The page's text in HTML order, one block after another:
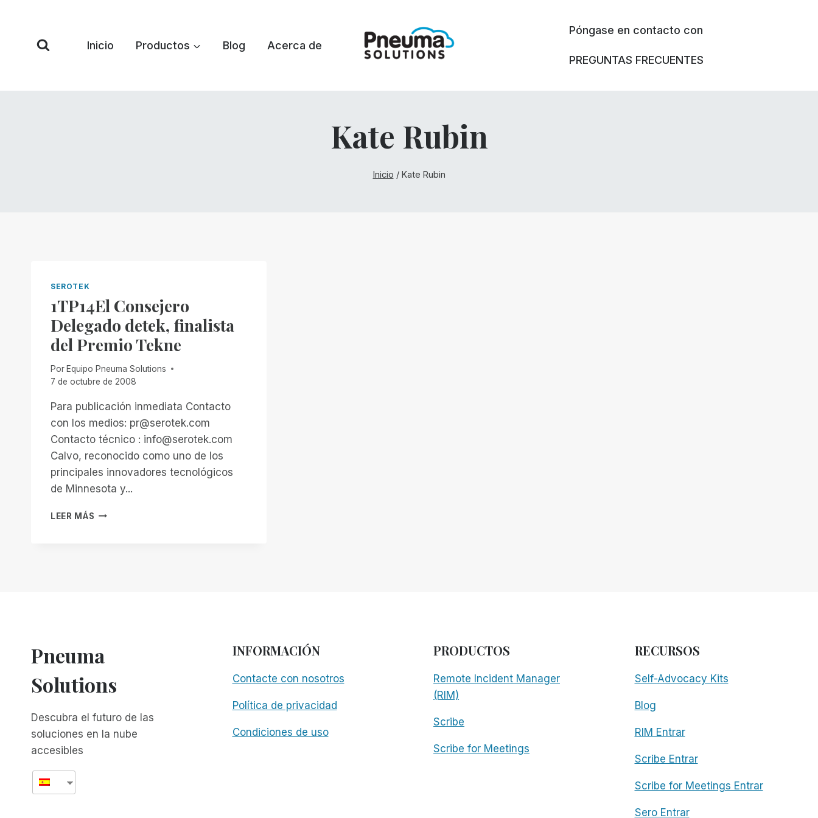
Contenido
Inicio Productos Blog Acerca de
Póngase en contacto con
PREGUNTAS FRECUENTES
Kate Rubin
Inicio / Kate Rubin
SEROTEK
1TP14El Consejero
Delegado detek, finalista
del Premio Tekne
Por Equipo Pneuma Solutions
7 de octubre de 2008
Para publicación inmediata Contacto
con los medios: pr@serotek.com
Contacto técnico : info@serotek.com
Calvo, reconocido como uno de los
principales innovadores tecnológicos
de Minnesota y...
LEER MÁS 1TP14EL
Pneuma
Solutions
Descubra el futuro de las
soluciones en la nube
accesibles
INFORMACIÓN
Contacte con nosotros
Política de privacidad
Condiciones de uso
PRODUCTOS
Remote Incident Manager
(RIM)
Scribe
Scribe for Meetings
RECURSOS
Self-Advocacy Kits
Blog
RIM Entrar
Scribe Entrar
Scribe for Meetings Entrar
Sero Entrar